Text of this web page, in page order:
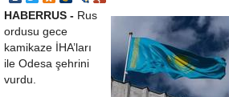
HABERRUS - Rus
ordusu gece
kamikaze İHA’ları
ile Odesa şehrini
vurdu.